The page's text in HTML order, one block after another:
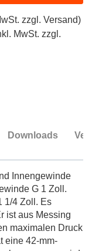
zzgl. Versand)
MwSt. zzgl.
Downloads
Innengewinde
G 1 Zoll.
1/4 Zoll. Es
ist aus Messing
maximalen Druck
eine 42-mm-